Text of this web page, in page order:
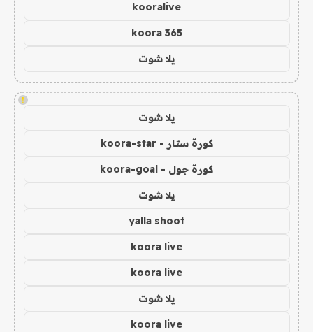
kooralive
koora 365
يلا شوت
!
يلا شوت
كورة ستار - koora-star
كورة جول - koora-goal
يلا شوت
yalla shoot
koora live
koora live
يلا شوت
koora live